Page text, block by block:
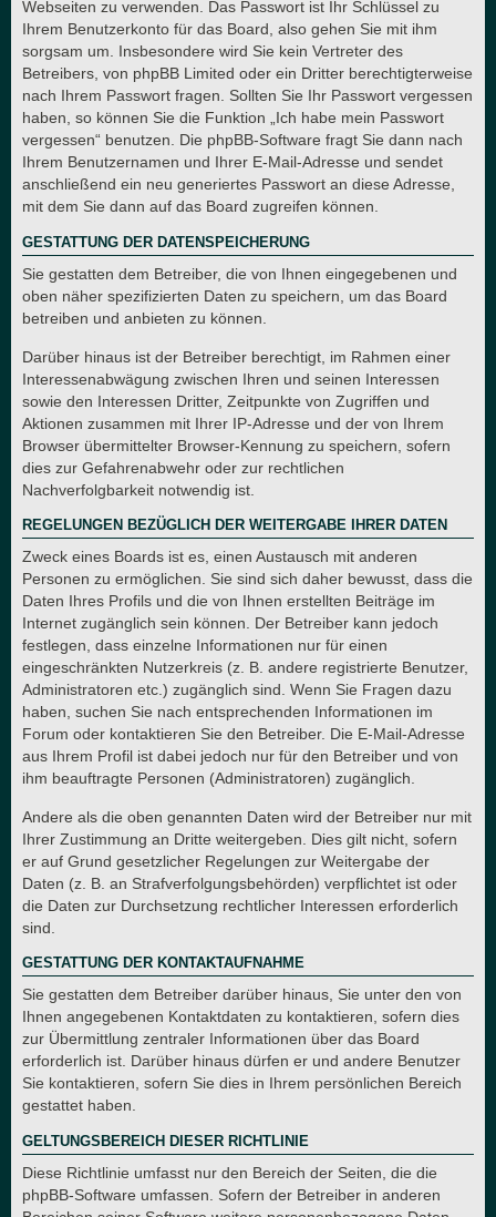
Webseiten zu verwenden. Das Passwort ist Ihr Schlüssel zu
Ihrem Benutzerkonto für das Board, also gehen Sie mit ihm
sorgsam um. Insbesondere wird Sie kein Vertreter des
Betreibers, von phpBB Limited oder ein Dritter berechtigterweise
nach Ihrem Passwort fragen. Sollten Sie Ihr Passwort vergessen
haben, so können Sie die Funktion „Ich habe mein Passwort
vergessen“ benutzen. Die phpBB-Software fragt Sie dann nach
Ihrem Benutzernamen und Ihrer E-Mail-Adresse und sendet
anschließend ein neu generiertes Passwort an diese Adresse,
mit dem Sie dann auf das Board zugreifen können.
GESTATTUNG DER DATENSPEICHERUNG
Sie gestatten dem Betreiber, die von Ihnen eingegebenen und
oben näher spezifizierten Daten zu speichern, um das Board
betreiben und anbieten zu können.
Darüber hinaus ist der Betreiber berechtigt, im Rahmen einer
Interessenabwägung zwischen Ihren und seinen Interessen
sowie den Interessen Dritter, Zeitpunkte von Zugriffen und
Aktionen zusammen mit Ihrer IP-Adresse und der von Ihrem
Browser übermittelter Browser-Kennung zu speichern, sofern
dies zur Gefahrenabwehr oder zur rechtlichen
Nachverfolgbarkeit notwendig ist.
REGELUNGEN BEZÜGLICH DER WEITERGABE IHRER DATEN
Zweck eines Boards ist es, einen Austausch mit anderen
Personen zu ermöglichen. Sie sind sich daher bewusst, dass die
Daten Ihres Profils und die von Ihnen erstellten Beiträge im
Internet zugänglich sein können. Der Betreiber kann jedoch
festlegen, dass einzelne Informationen nur für einen
eingeschränkten Nutzerkreis (z. B. andere registrierte Benutzer,
Administratoren etc.) zugänglich sind. Wenn Sie Fragen dazu
haben, suchen Sie nach entsprechenden Informationen im
Forum oder kontaktieren Sie den Betreiber. Die E-Mail-Adresse
aus Ihrem Profil ist dabei jedoch nur für den Betreiber und von
ihm beauftragte Personen (Administratoren) zugänglich.
Andere als die oben genannten Daten wird der Betreiber nur mit
Ihrer Zustimmung an Dritte weitergeben. Dies gilt nicht, sofern
er auf Grund gesetzlicher Regelungen zur Weitergabe der
Daten (z. B. an Strafverfolgungsbehörden) verpflichtet ist oder
die Daten zur Durchsetzung rechtlicher Interessen erforderlich
sind.
GESTATTUNG DER KONTAKTAUFNAHME
Sie gestatten dem Betreiber darüber hinaus, Sie unter den von
Ihnen angegebenen Kontaktdaten zu kontaktieren, sofern dies
zur Übermittlung zentraler Informationen über das Board
erforderlich ist. Darüber hinaus dürfen er und andere Benutzer
Sie kontaktieren, sofern Sie dies in Ihrem persönlichen Bereich
gestattet haben.
GELTUNGSBEREICH DIESER RICHTLINIE
Diese Richtlinie umfasst nur den Bereich der Seiten, die die
phpBB-Software umfassen. Sofern der Betreiber in anderen